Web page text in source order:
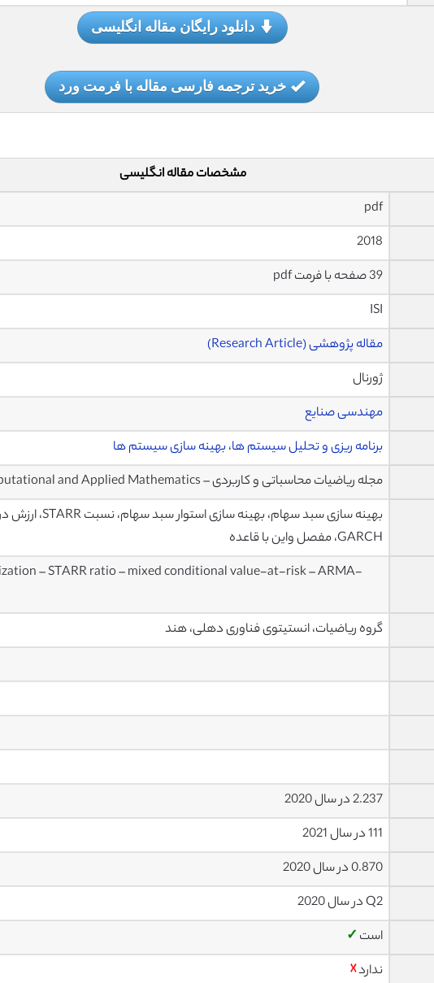
دانلود رایگان مقاله انگلیسی
خرید ترجمه فارسی مقاله با فرمت ورد
مشخصات مقاله انگلیسی
pdf
2018
39 صفحه با فرمت pdf
ISI
مقاله پژوهشی (Research Article)
ژورنال
مهندسی صنایع
برنامه ریزی و تحلیل سیستم ها،بهینه سازی سیستم ها
مجله ریاضیات محاسباتی و کاربردی – Journal of Computational and Applied Mathematics
GARCH، مفصل واین با قاعده
– STARR ratio – mixed conditional value-at-risk – ARMA-
گروه ریاضیات، انستیتوی فناوری دهلی، هند
2.237 در سال 2020
111 در سال 2021
0.870 در سال 2020
Q2 در سال 2020
است ✓
ندارد☓